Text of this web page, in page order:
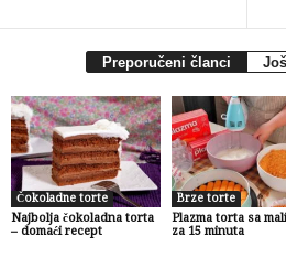
Preporučeni članci
Čokoladne torte
Najbolja čokoladna torta
– domaći recept
Brze torte
Plazma torta sa
za 15 minuta